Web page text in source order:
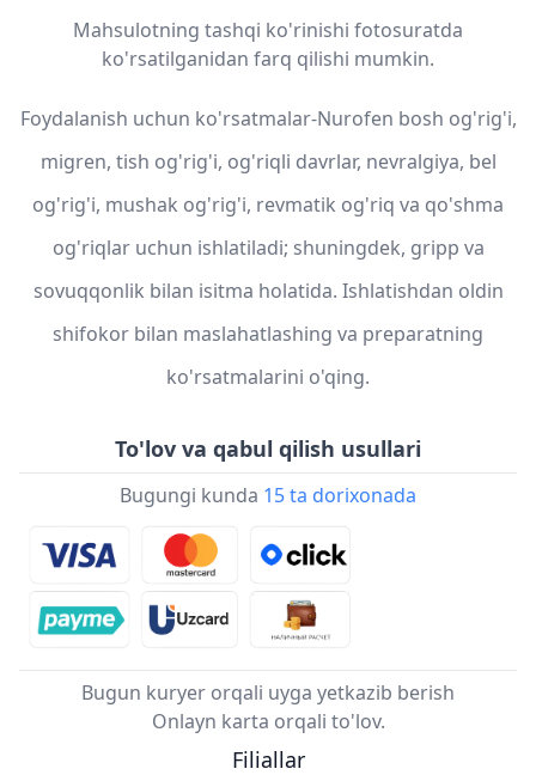
Mahsulotning tashqi ko'rinishi fotosuratda
ko'rsatilganidan farq qilishi mumkin.
Foydalanish uchun ko'rsatmalar-Nurofen bosh og'rig'i,
migren, tish og'rig'i, og'riqli davrlar, nevralgiya, bel
og'rig'i, mushak og'rig'i, revmatik og'riq va qo'shma
og'riqlar uchun ishlatiladi; shuningdek, gripp va
sovuqqonlik bilan isitma holatida. Ishlatishdan oldin
shifokor bilan maslahatlashing va preparatning
ko'rsatmalarini o'qing.
To'lov va qabul qilish usullari
Bugungi kunda 15 ta dorixonada
Bugun kuryer orqali uyga yetkazib berish
Onlayn karta orqali to'lov.
Filiallar